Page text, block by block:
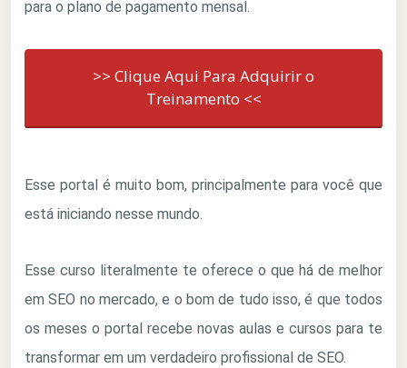
para o plano de pagamento mensal.
>> Clique Aqui Para Adquirir o
Treinamento <<
Esse portal é muito bom, principalmente para você que
está iniciando nesse mundo.
Esse curso literalmente te oferece o que há de melhor
em SEO no mercado, e o bom de tudo isso, é que todos
os meses o portal recebe novas aulas e cursos para te
transformar em um verdadeiro profissional de SEO.